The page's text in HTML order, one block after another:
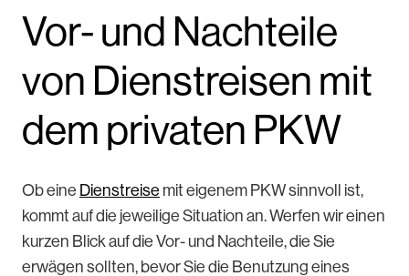
Vor- und Nachteile
von Dienstreisen mit
dem privaten PKW
Ob eine Dienstreise mit eigenem PKW sinnvoll ist,
kommt auf die jeweilige Situation an. Werfen wir einen
kurzen Blick auf die Vor- und Nachteile, die Sie
erwägen sollten, bevor Sie die Benutzung eines